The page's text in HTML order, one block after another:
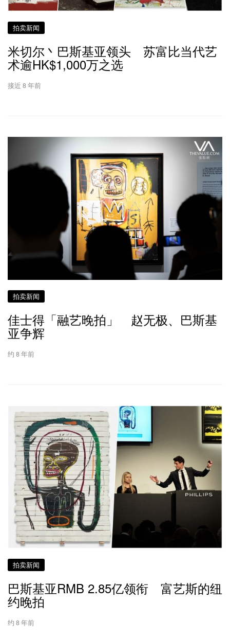
拍卖新闻
米切尔丶巴斯基亚领头 苏富比当代艺
术逾HK$1,000万之选
接近 8 年前
拍卖新闻
佳士得「融艺晚拍」 赵无极、巴斯基
亚争辉
约 8 年前
拍卖新闻
巴斯基亚RMB 2.85亿领衔 富艺斯的纽
约晚拍
约 8 年前